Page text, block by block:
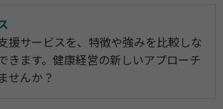
援サービスを、特徴や強みを比較しな
きます。健康経営の新しいアプローチ
せんか？